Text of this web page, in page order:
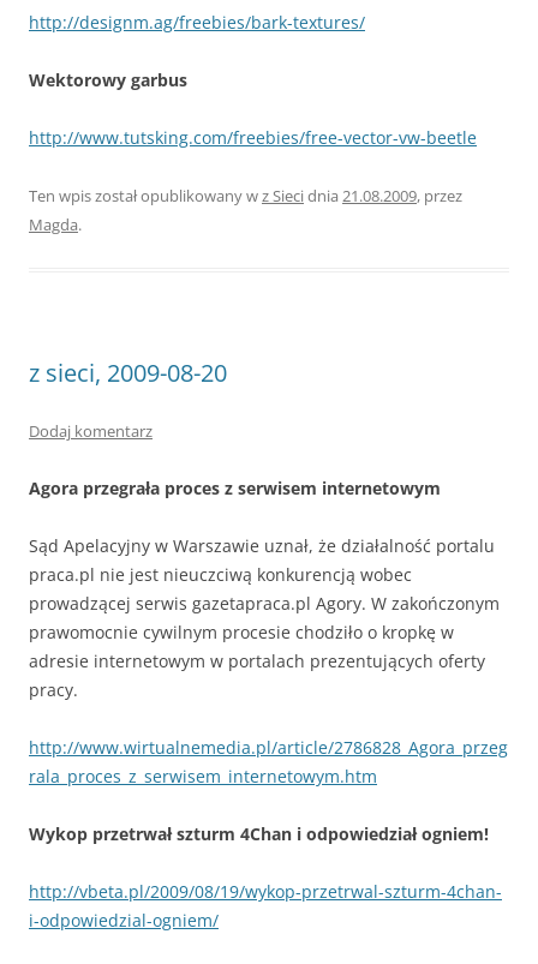
http://designm.ag/freebies/bark-textures/
Wektorowy garbus
http://www.tutsking.com/freebies/free-vector-vw-beetle
Ten wpis został opublikowany wz Siecidnia 21.08.2009, przez
Magda.
z sieci, 2009-08-20
Dodaj komentarz
Agora przegrała proces z serwisem internetowym
Sąd Apelacyjny w Warszawie uznał, że działalność portalu
praca.pl nie jest nieuczciwą konkurencją wobec
prowadzącej serwis gazetapraca.pl Agory. W zakończonym
prawomocnie cywilnym procesie chodziło o kropkę w
adresie internetowym w portalach prezentujących oferty
pracy.
http://www.wirtualnemedia.pl/article/2786828_Agora_przeg
rala_proces_z_serwisem_internetowym.htm
Wykop przetrwał szturm 4Chan i odpowiedział ogniem!
http://vbeta.pl/2009/08/19/wykop-przetrwal-szturm-4chan-
i-odpowiedzial-ogniem/